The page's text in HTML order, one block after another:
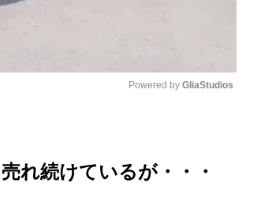
t
Powered by GliaStudios
れ続けているが・・・